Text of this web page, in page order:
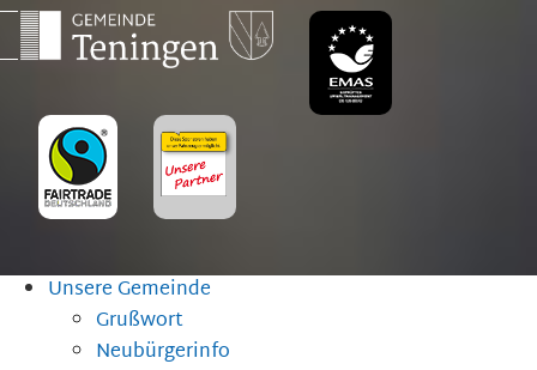
Unsere Gemeinde
Grußwort
Neubürgerinfo